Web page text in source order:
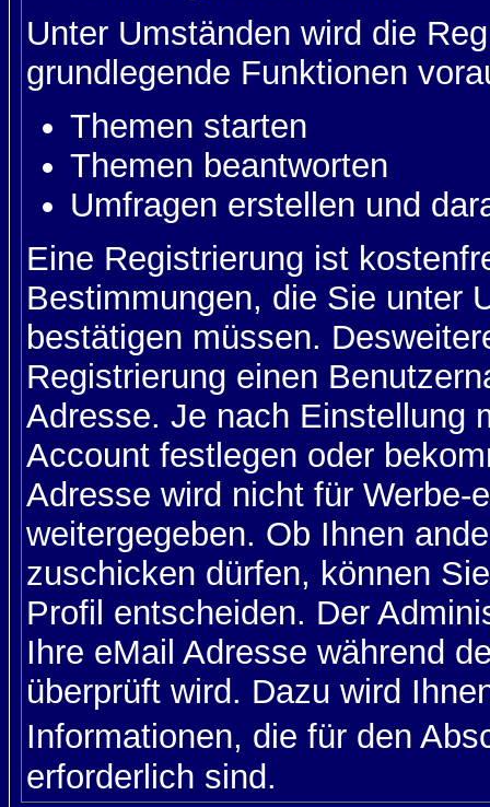
Unter Umständen wird die
grundlegende Funktionen
Themen starten
Themen beantworten
Umfragen erstellen und
Eine Registrierung ist
Bestimmungen, die Sie unter
bestätigen müssen.
Registrierung einen
Adresse. Je nach Einstellung
Account festlegen oder
Adresse wird nicht für
weitergegeben. Ob Ihnen
zuschicken dürfen, können
Profil entscheiden. Der
Ihre eMail Adresse während
überprüft wird. Dazu wird
Informationen, die für den
erforderlich sind.